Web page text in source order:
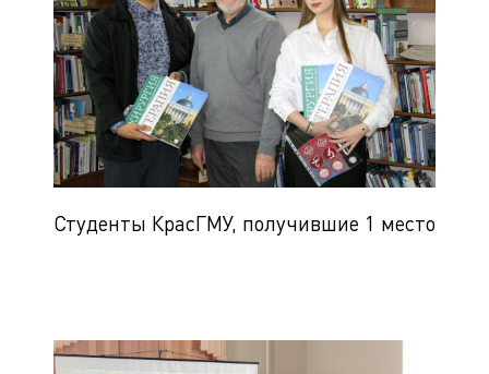
Студенты КрасГМУ, получившие 1 место